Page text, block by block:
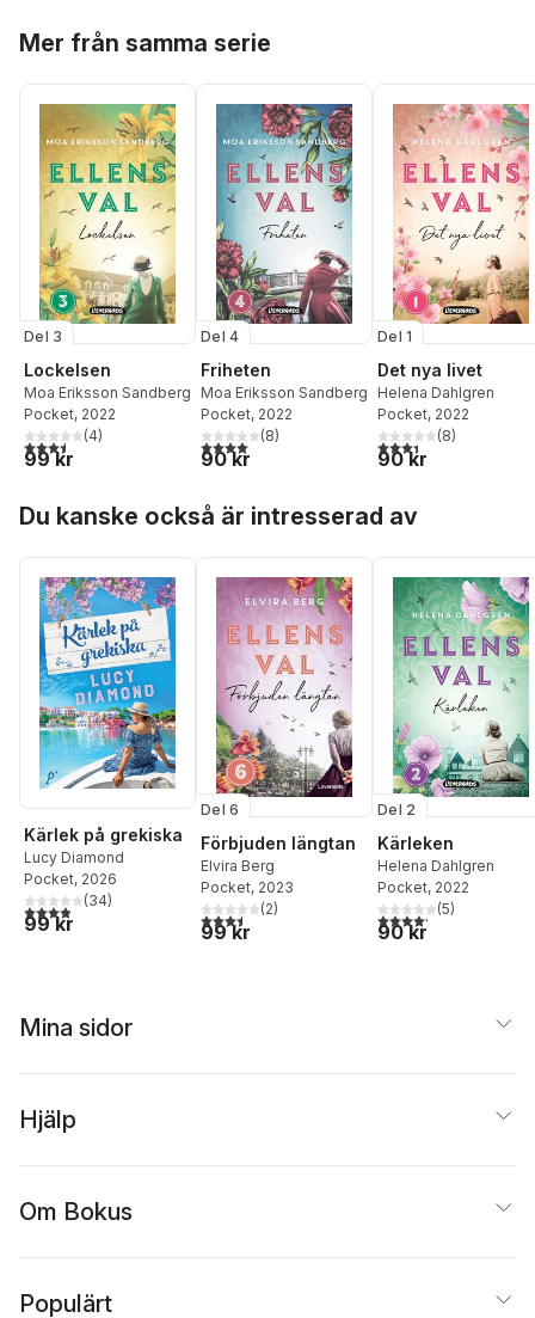
Mer från samma serie
Del 3
Lockelsen
Moa Eriksson Sandberg
Pocket, 2022
3,5utav 5 stjärnor. Totalt antal röster:
(4)
99 kr
Del 4
Friheten
Moa Eriksson Sandberg
Pocket, 2022
4,0utav 5 stjärnor. Totalt antal röster:
(8)
90 kr
Del 1
Det nya livet
Helena Dahlgren
Pocket, 2022
3,4utav 5 stjärnor.
(8)
90 kr
Du kanske också är intresserad av
Kärlek på grekiska
Lucy Diamond
Pocket, 2026
3,9utav 5 stjärnor. Totalt antal röster:
(34)
99 kr
Del 6
Förbjuden längtan
Elvira Berg
Pocket, 2023
3,5utav 5 stjärnor. Totalt antal röster:
(2)
99 kr
Del 2
Kärleken
Helena Dahlgren
Pocket, 2022
4,2utav 5 stjärnor.
(5)
90 kr
Mina sidor
Hjälp
Om Bokus
Populärt